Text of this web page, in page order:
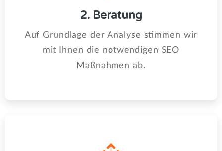
2. Beratung
Auf Grundlage der Analyse stimmen wir
mit Ihnen die notwendigen SEO
Maßnahmen ab.